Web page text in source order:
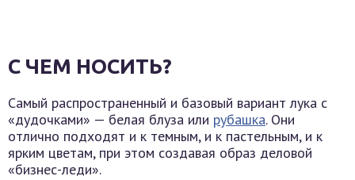
С ЧЕМ НОСИТЬ?
Самый распространенный и базовый вариант лука с
«дудочками» — белая блуза или рубашка. Они
отлично подходят и к темным, и к пастельным, и к
ярким цветам, при этом создавая образ деловой
«бизнес-леди».